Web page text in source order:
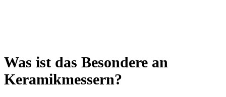
Was ist das Besondere an
Keramikmessern?